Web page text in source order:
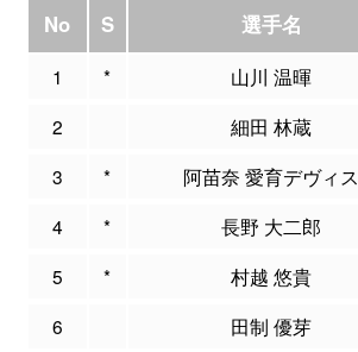
No S 選手名
1 * 山川 温暉
2
細田 林蔵
3
* 阿苗奈 愛育デヴィス
4
* 長野 大二郎
5
* 村越 悠貴
6
田制 優芽